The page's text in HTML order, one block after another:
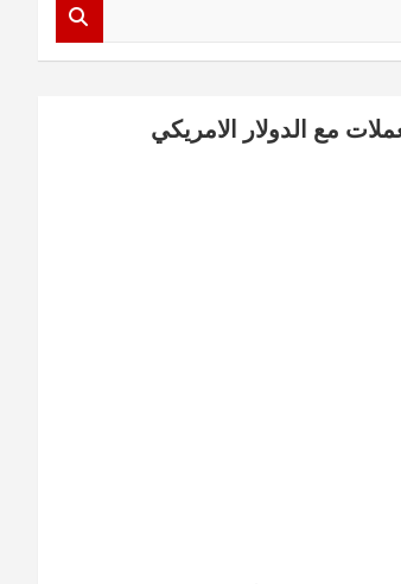
مع الدولار الامريكي